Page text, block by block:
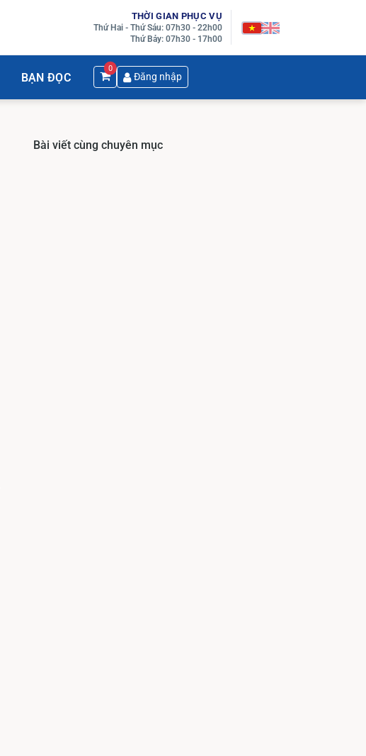
THỜI GIAN PHỤC VỤ
Thứ Hai - Thứ Sáu: 07h30 - 22h00
Thứ Bảy: 07h30 - 17h00
BẠN ĐỌC
0
Đăng nhập
Bài viết cùng chuyên mục